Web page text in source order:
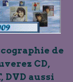
de
CD,
DVD aussi